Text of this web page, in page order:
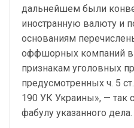
дальнейшем были
иностранную валюту и
основаниям
оффшорных компаний в
признакам уголовных
предусмотренных ч. 5
190 УК Украины», — так
фабулу указанного дела.